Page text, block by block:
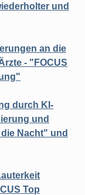
und
an die
- "FOCUS
durch KI-
und
Nacht" und
Top